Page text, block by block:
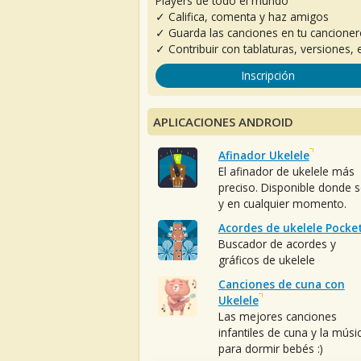
✓ Califica, comenta y haz amigos
✓ Guarda las canciones en tu
✓ Contribuir con tablaturas, versiones,
Inscripción
APLICACIONES ANDROID
Afinador Ukelele
El afinador de ukelele más
preciso. Disponible donde
y en cualquier momento.
Acordes de ukelele
Buscador de acordes y
gráficos de ukelele
Canciones de cuna con
Ukelele
Las mejores canciones
infantiles de cuna y la
para dormir bebés :)